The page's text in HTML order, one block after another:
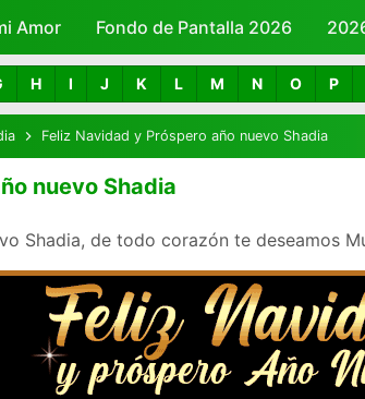
Skip to main content
Amor Fondo de Pantalla 2026
H I J K L M N O P
Feliz Navidad y Próspero año nuevo Shadia
nuevo Shadia
Shadia, de todo corazón te deseamos